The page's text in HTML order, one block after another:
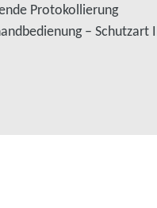
Protokollierung
–